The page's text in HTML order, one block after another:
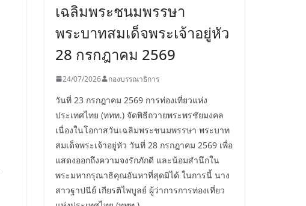
เฉลิมพระชนมพรรษา
พระบาทสมเด็จพระเจ้าอยู่หัว
28 กรกฎาคม 2569
24/07/2026 กองบรรณาธิการ
วันที่ 23 กรกฎาคม 2569 การท่องเที่ยวแห่ง
ประเทศไทย (ททท.) จัดพิธีถวายพระพรชัยมงคล
เนื่องในโอกาสวันเฉลิมพระชนมพรรษา พระบาท
สมเด็จพระเจ้าอยู่หัว วันที่ 28 กรกฎาคม 2569 เพื่อ
แสดงออกถึงความจงรักภักดี และน้อมสำนึกใน
พระมหากรุณาธิคุณอันหาที่สุดมิได้ ในการนี้ นาง
สาวฐาปนีย์ เกียรติไพบูลย์ ผู้ว่าการการท่องเที่ยว